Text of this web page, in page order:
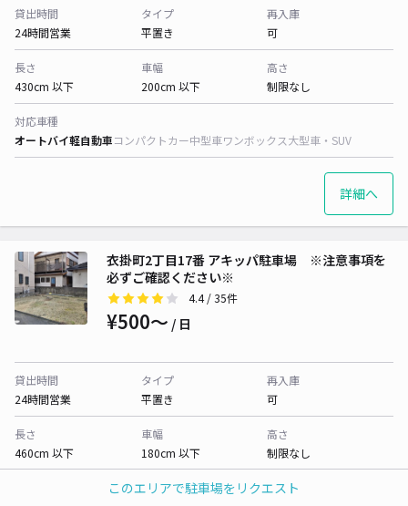
このエリアで駐車場をリクエスト
貸出時間
24時間営業
タイプ
平置き
再入庫
可
長さ
430cm 以下
車幅
200cm 以下
高さ
制限なし
対応車種
オートバイ軽自動車コンパクトカー中型車ワンボックス大型車・SUV
詳細へ
衣掛町2丁目17番 アキッパ駐車場 ※注意事項を
必ずご確認ください※
4.4/ 35件
¥500〜 / 日
貸出時間
24時間営業
タイプ
平置き
再入庫
可
長さ
460cm 以下
車幅
180cm 以下
高さ
制限なし